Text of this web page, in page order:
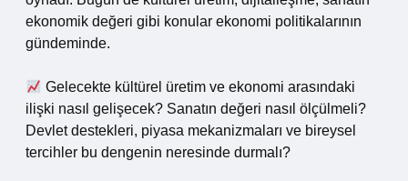
ekonomik değeri gibi konular ekonomi politikalarının
gündeminde.
Gelecekte kültürel üretim ve ekonomi arasındaki
ilişki nasıl gelişecek? Sanatın değeri nasıl ölçülmeli?
Devlet destekleri, piyasa mekanizmaları ve bireysel
tercihler bu dengenin neresinde durmalı?